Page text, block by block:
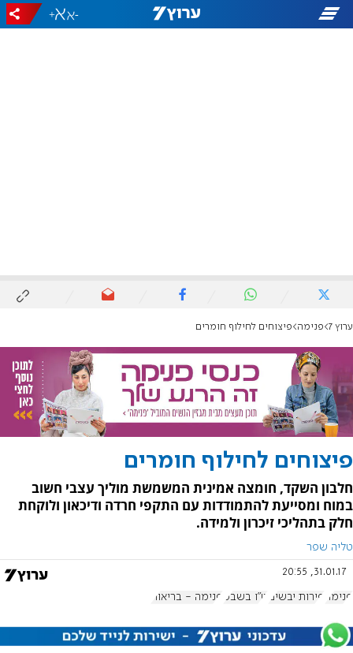
-
+
ערוץ 7 פנימה פיצוחים לחילוף חומרים
פיצוחים לחילוף חומרים
חלבון השקד, חומצה אמינית המשמשת מוליך עצבי חשוב
במוח ומסייעת להתמודדות עם התקפי חרדה ודיכאון ולוקחת
חלק בתהליכי זיכרון ולמידה.
טליה שפר
31.01.17, 20:55
פנימה פירות יבשים ט"ו בשבט פנימה - בריאות